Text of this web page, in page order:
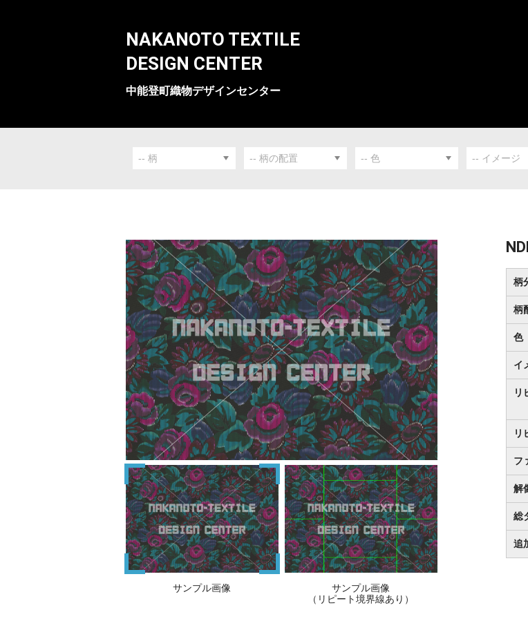
NAKANOTO TEXTILE
DESIGN CENTER
中能登町織物デザインセンター
サンプル画像
サンプル画像
（リピート境界線あり）
柄
柄
色
イ
リ
リ
フ
解
総
追